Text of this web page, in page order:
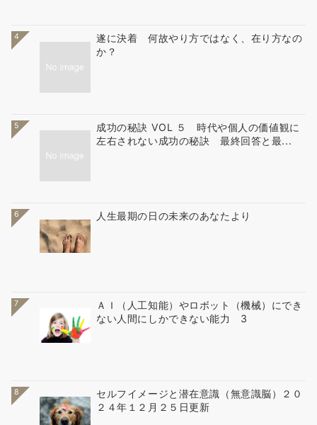
4
遂に決着 何故やり方ではなく、在り方なの
か？
5
成功の秘訣 VOL ５ 時代や個人の価値観に
左右されない成功の秘訣 最終回答と最...
6 人生最期の日の未来のあなたより
7
ＡＩ（人工知能）やロボット（機械）にでき
ない人間にしかできない能力 3
8
セルフイメージと潜在意識（無意識脳）２０
２４年１２月２５日更新